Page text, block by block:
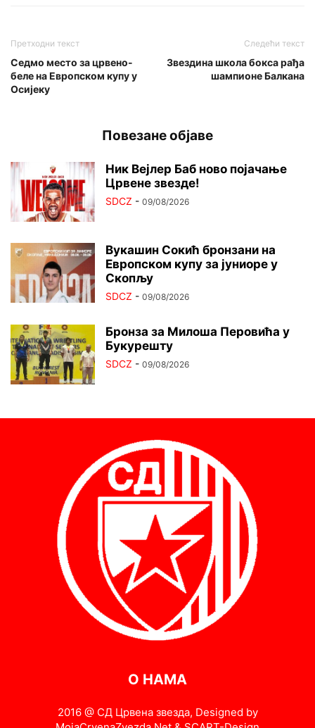
Претходни текст
Седмо место за црвено-
беле на Европском купу у
Осијеку
Следећи текст
Звездина школа бокса рађа
шампионе Балкана
Повезане објаве
Ник Вејлер Баб ново појачање
Црвене звезде!
SDCZ - 09/08/2026
Вукашин Сокић бронзани на
Европском купу за јуниоре у
Скопљу
SDCZ - 09/08/2026
Бронза за Милоша Перовића у
Букурешту
SDCZ - 09/08/2026
О НАМА
2016 @ СД Црвена звезда, Designed by